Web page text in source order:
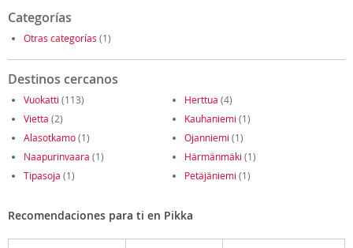
Categorías
Otras categorías (1)
Destinos cercanos
Vuokatti (113) Herttua (4)
Vietta (2) Kauhaniemi (1)
Alasotkamo(1) Ojanniemi (1)
Naapurinvaara (1) Härmänmäki (1)
Tipasoja (1) Petäjäniemi (1)
Recomendaciones para ti en Pikka